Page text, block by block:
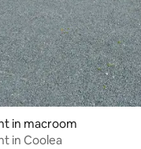
in macroom
in Coolea